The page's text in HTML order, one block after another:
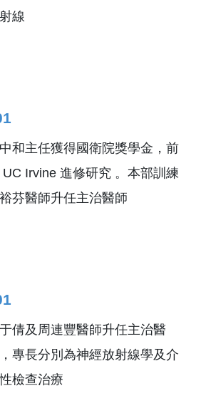
線
和主任獲得國衛院獎學金，前
UC Irvine 進修研究 。本部訓練
芬醫師升任主治醫師
倩及周連豐醫師升任主治醫
專長分別為神經放射線學及介
檢查治療